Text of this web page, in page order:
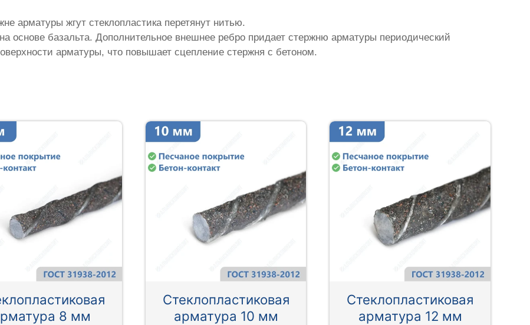
арматуры жгут стеклопластика перетянут нитью.
основе базальта. Дополнительное внешнее ребро придает стержню арматуры периодический
арматуры, что повышает сцепление стержня с бетоном.
8 мм
Стеклопластиковая
арматура 10 мм
Стеклопластиковая
арматура 12 мм